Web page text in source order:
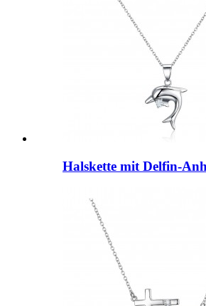
Halskette mit Delfin-